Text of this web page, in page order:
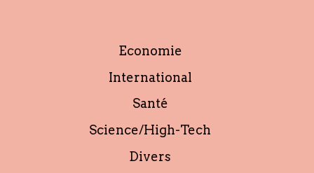
Economie
International
Santé
Science/High-Tech
Divers